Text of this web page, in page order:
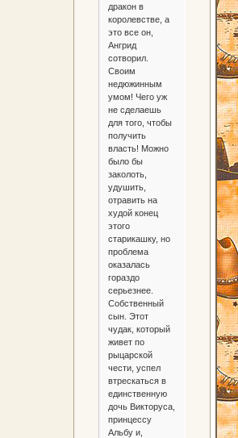
дракон в
королевстве, а
это все он,
Ангрид
сотворил.
Своим
недюжинным
умом! Чего уж
не сделаешь
для того, чтобы
получить
власть! Можно
было бы
заколоть,
удушить,
отравить на
худой конец
этого
старикашку, но
проблема
оказалась
гораздо
серьезнее.
Собственный
сын. Этот
чудак, который
живет по
рыцарской
чести, успел
втрескаться в
единственную
дочь Викторуса,
принцессу
Альбу и,